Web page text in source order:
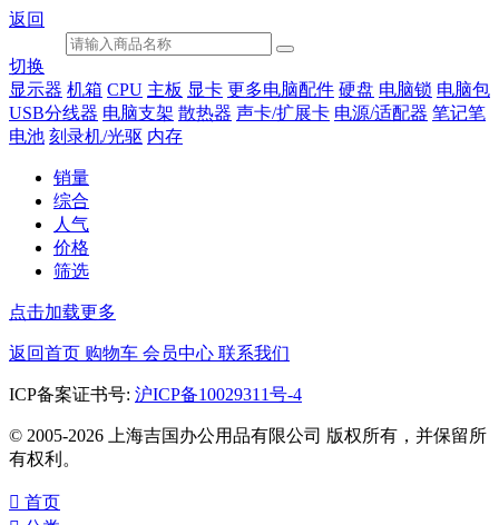
返回
切换
显示器 机箱 CPU 主板 显卡 更多电脑配件 硬盘 电脑锁 电脑包
USB分线器 电脑支架 散热器 声卡/扩展卡 电源/适配器 笔记笔
电池 刻录机/光驱 内存
销量
综合
人气
价格
筛选
点击加载更多
返回首页 购物车 会员中心 联系我们
ICP备案证书号: 沪ICP备10029311号-4
© 2005-2026 上海吉国办公用品有限公司 版权所有，并保留所
有权利。
 首页